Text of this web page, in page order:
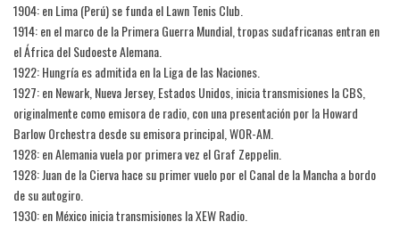
1904: en Lima (Perú) se funda el Lawn Tenis Club.
1914: en el marco de la Primera Guerra Mundial, tropas sudafricanas entran en
el África del Sudoeste Alemana.
1922: Hungría es admitida en la Liga de las Naciones.
1927: en Newark, Nueva Jersey, Estados Unidos, inicia transmisiones la CBS,
originalmente como emisora de radio, con una presentación por la Howard
Barlow Orchestra desde su emisora principal, WOR-AM.
1928: en Alemania vuela por primera vez el Graf Zeppelin.
1928: Juan de la Cierva hace su primer vuelo por el Canal de la Mancha a bordo
de su autogiro.
1930: en México inicia transmisiones la XEW Radio.